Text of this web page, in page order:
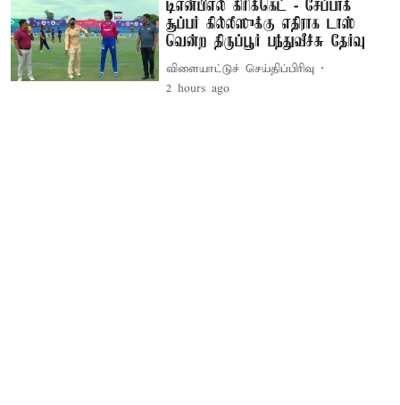
டிஎன்பிஎல் கிரிக்கெட் - சேப்பாக்
சூப்பர் கில்லீஸுக்கு எதிராக டாஸ்
வென்ற திருப்பூர் பந்துவீச்சு தேர்வு
விளையாட்டுச் செய்திப்பிரிவு
2 hours ago